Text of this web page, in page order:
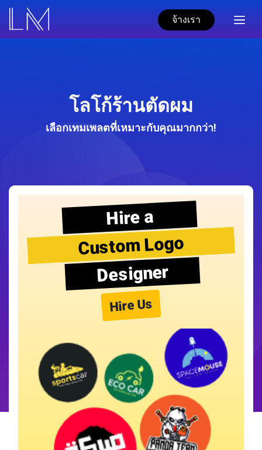
จ้างเรา
โลโก้ร้านตัดผม
เลือกเทมเพลตที่เหมาะกับคุณมากกว่า!
Hire a
Custom Logo
Designer
Hire Us